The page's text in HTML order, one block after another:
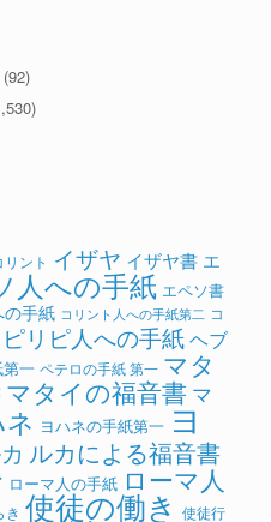
(92)
ント イザヤ イザヤ書 エ
人への手紙 エペソ書
の手紙 コリント人への手紙第二 コ
ピリピ人への手紙ヘブ
一 ペテロの手紙 第一 マタ
マタイの福音書 マ
ヨハネの手紙第一 ヨ
ルカによる福音書
ローマ人の手紙 ローマ人
き 使徒の働き 使徒行